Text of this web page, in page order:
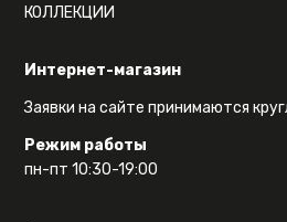
Интернет-магазин
Заявки на сайте принимаются
Режим работы
пн-пт 10:30-19:00
КОЛЛЕКЦИИ